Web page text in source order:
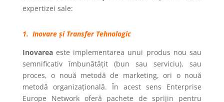
expertizei sale:
1. Inovare și Transfer Tehnologic
Inovareaeste implementarea unui produs nou sau
semnificativ îmbunătățit (bun sau serviciu), sau
proces, o nouă metodă de marketing, ori o nouă
metodă organizațională. În acest sens Enterprise
Europe Network oferă pachete de sprijin pentru